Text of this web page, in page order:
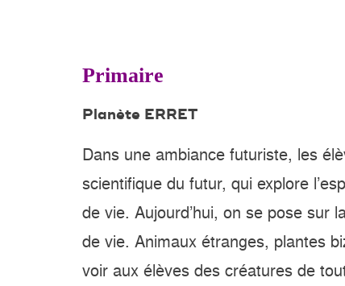
Primaire
Planète ERRET
Dans une ambiance futuriste, les
scientifique du futur, qui explore
de vie. Aujourd’hui, on se pose sur
de vie. Animaux étranges, plantes
voir aux élèves des créatures de